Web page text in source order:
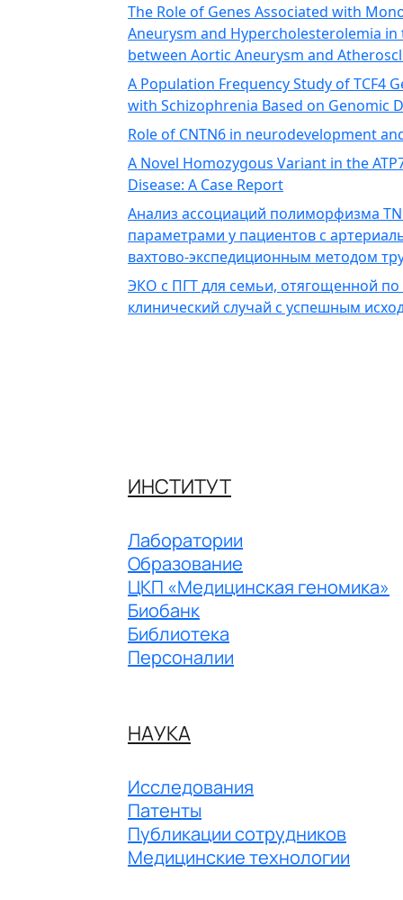
The Role of Genes Associated with
Aneurysm and Hypercholesterolemia
between Aortic Aneurysm and
A Population Frequency Study of TCF4
with Schizophrenia Based on Genomic
Role of CNTN6 in neurodevelopment
A Novel Homozygous Variant in the
Disease: A Case Report
Анализ ассоциаций полиморфизма
параметрами у пациентов с
вахтово-экспедиционным методом
ЭКО с ПГТ для семьи, отягощенной по
клинический случай с успешным
ИНСТИТУТ
Лаборатории
Образование
ЦКП «Медицинская геномика»
Биобанк
Библиотека
Персоналии
НАУКА
Исследования
Патенты
Публикации сотрудников
Медицинские технологии